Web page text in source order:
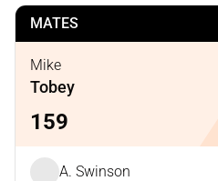
MATES
Mike
Tobey
159
A. Swinson